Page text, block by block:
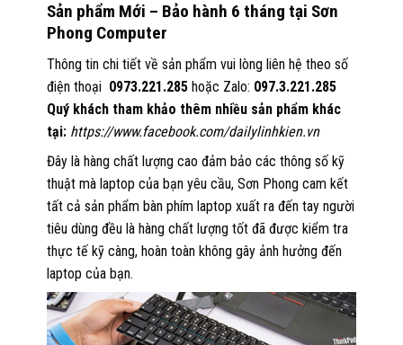
Sản phẩm Mới – Bảo hành 6 tháng tại Sơn
Phong Computer
Thông tin chi tiết về sản phẩm vui lòng liên hệ theo số
điện thoại 0973.221.285hoặc Zalo: 097.3.221.285
Quý khách tham khảo thêm nhiều sản phẩm khác
tại: https://www.facebook.com/dailylinhkien.vn
Đây là hàng chất lượng cao đảm bảo các thông số kỹ
thuật mà laptop của bạn yêu cầu, Sơn Phong cam kết
tất cả sản phẩm bàn phím laptop xuất ra đến tay người
tiêu dùng đều là hàng chất lượng tốt đã được kiểm tra
thực tế kỹ càng, hoàn toàn không gây ảnh hưởng đến
laptop của bạn.